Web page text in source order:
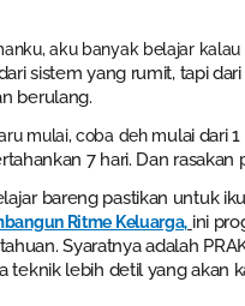
aku banyak belajar kalau
sistem yang rumit, tapi
berulang.
mulai, coba deh mulai dari
7 hari. Dan rasakan
bareng pastikan untuk
Ritme Keluarga, ini
Syaratnya adalah
teknik lebih detil yang akan